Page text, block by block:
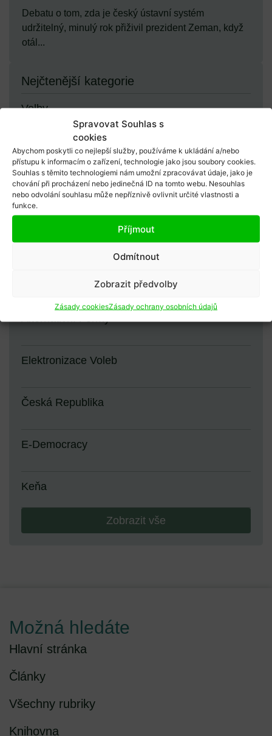
Spravovat Souhlas s
cookies
Abychom poskytli co nejlepší služby, používáme k ukládání a/nebo
přístupu k informacím o zařízení, technologie jako jsou soubory cookies.
Souhlas s těmito technologiemi nám umožní zpracovávat údaje, jako je
chování při procházení nebo jedinečná ID na tomto webu. Nesouhlas
nebo odvolání souhlasu může nepříznivě ovlivnit určité vlastnosti a
funkce.
Příjmout
Odmítnout
Zobrazit předvolby
Zásady cookiesZásady ochrany osobních údajů
Nejčtenější kategorie
Volby
Demokracie
Afrika
Alternativní Formy
Elektronizace Voleb
Česká Republika
E-Democracy
Keňa
Zobrazit vše
Debatu o tom, zda je český ústavní systém
udržitelný, minulý rok přiživil prezident Zeman, když
otál...
Možná hledáte
Hlavní stránka
Články
Všechny rubriky
Knihovna